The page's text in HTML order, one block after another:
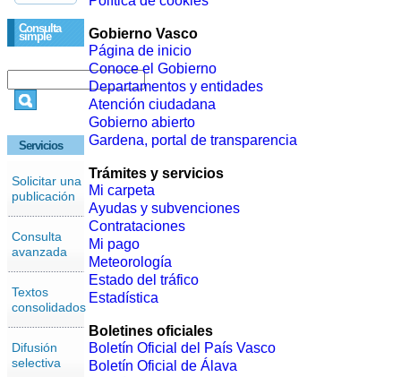
Consulta
simple
Servicios
Solicitar una
publicación
Consulta
avanzada
Textos
consolidados
Difusión
selectiva
Gobierno Vasco
Página de inicio
Conoce el Gobierno
Departamentos y entidades
Atención ciudadana
Gobierno abierto
Gardena, portal de transparencia
Trámites y servicios
Mi carpeta
Ayudas y subvenciones
Contrataciones
Mi pago
Meteorología
Estado del tráfico
Estadística
Boletines oficiales
Boletín Oficial del País Vasco
Boletín Oficial de Álava